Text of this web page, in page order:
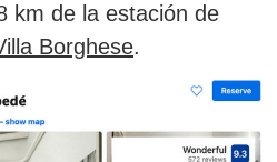
km de la estación de
Borghese.